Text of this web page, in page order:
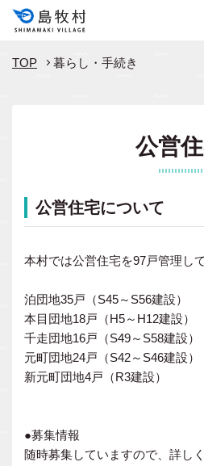
TOP 暮らし・手続き
公営
公営住宅について
本村では公営住宅を97戸管理し
泊団地35戸（S45～S56建設）
本目団地18戸（H5～H12建設）
千走団地16戸（S49～S58建設）
元町団地24戸（S42～S46建設）
新元町団地4戸（R3建設）
●募集情報
随時募集していますので、詳し